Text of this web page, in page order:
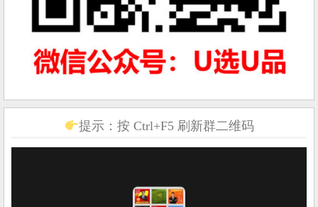
提示：按 Ctrl+F5 刷新群二维码